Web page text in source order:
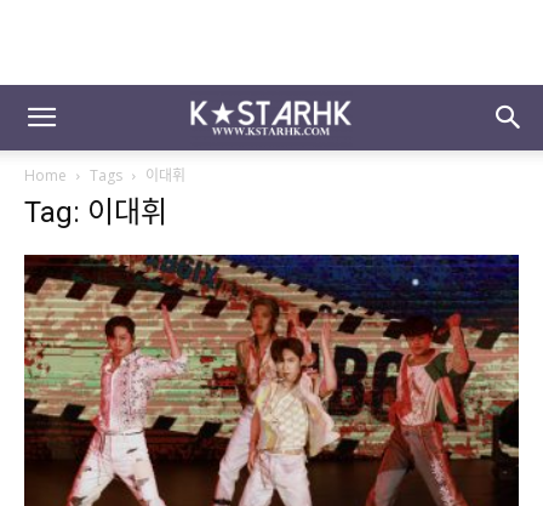
Home Tags 이대휘
Tag: 이대휘